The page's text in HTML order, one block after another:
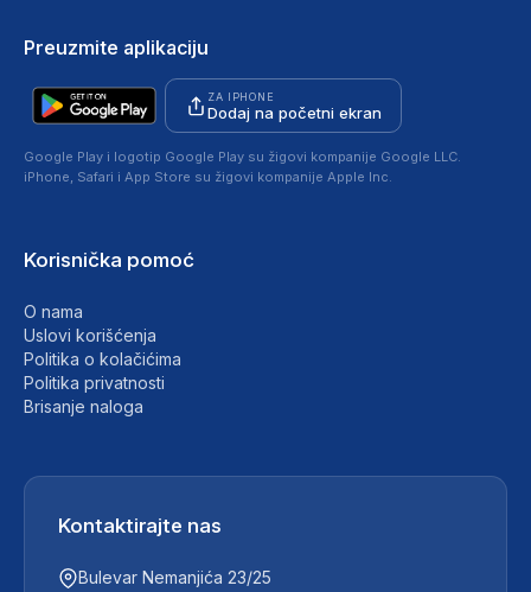
Preuzmite aplikaciju
ZA IPHONE
Dodaj na početni ekran
Google Play i logotip Google Play su žigovi kompanije Google LLC.
iPhone, Safari i App Store su žigovi kompanije Apple Inc.
Korisnička pomoć
O nama
Uslovi korišćenja
Politika o kolačićima
Politika privatnosti
Brisanje naloga
Kontaktirajte nas
Bulevar Nemanjića 23/25